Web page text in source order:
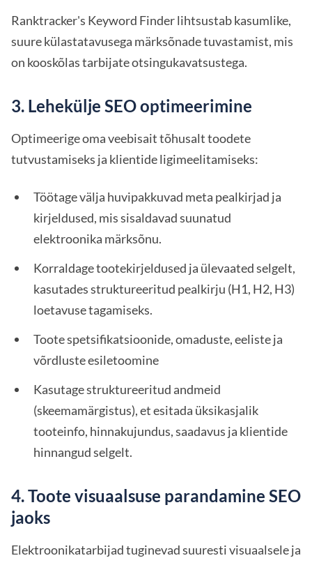
Ranktracker's Keyword Finder lihtsustab kasumlike,
suure külastatavusega märksõnade tuvastamist, mis
on kooskõlas tarbijate otsingukavatsustega.
3. Lehekülje SEO optimeerimine
Optimeerige oma veebisait tõhusalt toodete
tutvustamiseks ja klientide ligimeelitamiseks:
Töötage välja huvipakkuvad meta pealkirjad ja
kirjeldused, mis sisaldavad suunatud
elektroonika märksõnu.
Korraldage tootekirjeldused ja ülevaated selgelt,
kasutades struktureeritud pealkirju (H1, H2, H3)
loetavuse tagamiseks.
Toote spetsifikatsioonide, omaduste, eeliste ja
võrdluste esiletoomine
Kasutage struktureeritud andmeid
(skeemamärgistus), et esitada üksikasjalik
tooteinfo, hinnakujundus, saadavus ja klientide
hinnangud selgelt.
4. Toote visuaalsuse parandamine SEO
jaoks
Elektroonikatarbijad tuginevad suuresti visuaalsele ja